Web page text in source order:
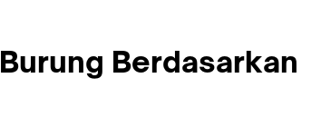
Berdasarkan